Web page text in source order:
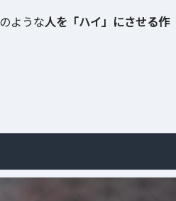
ような人を「ハイ」にさせる作